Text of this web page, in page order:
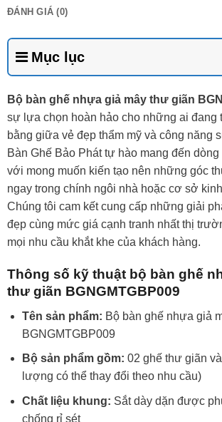
ĐÁNH GIÁ (0)
Mục lục
Bộ bàn ghế nhựa giả mây thư giãn
sự lựa chọn hoàn hảo cho những ai đang
bằng giữa vẻ đẹp thẩm mỹ và công năng
Bàn Ghế Bảo Phát tự hào mang đến
với mong muốn kiến tạo nên những góc
ngay trong chính ngôi nhà hoặc cơ sở
Chúng tôi cam kết cung cấp những giải
đẹp cùng mức giá cạnh tranh nhất thị
mọi nhu cầu khắt khe của khách hàng.
Thông số kỹ thuật bộ bàn ghế
thư giãn BGNGMTGBP009
Tên sản phẩm: Bộ bàn ghế nhựa giả
BGNGMTGBP009
Bộ sản phẩm gồm: 02 ghế thư giãn
lượng có thể thay đổi theo nhu cầu)
Chất liệu khung: Sắt dày dặn được
chống rỉ sét